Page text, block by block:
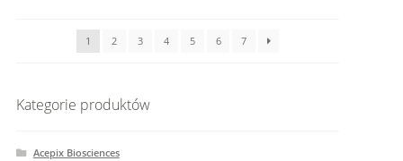
1 2 3 4 5 6 7
Kategorie produktów
Acepix Biosciences